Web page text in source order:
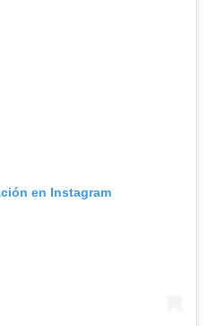
en Instagram